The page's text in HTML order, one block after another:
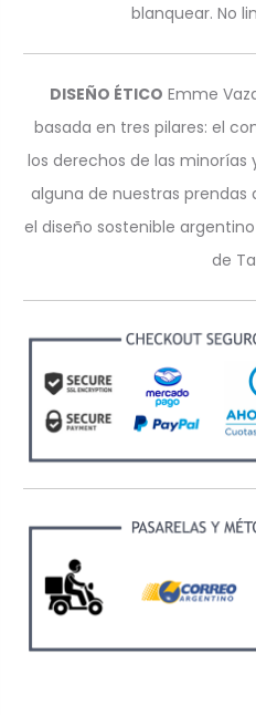
blanquear. No
DISEÑO ÉTICO Emme
basada en tres pilares: el
los derechos de las minorías
alguna de nuestras
el diseño sostenible
de